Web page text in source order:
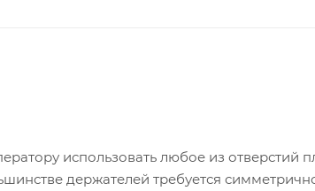
использовать любое из отверстий
держателей требуется